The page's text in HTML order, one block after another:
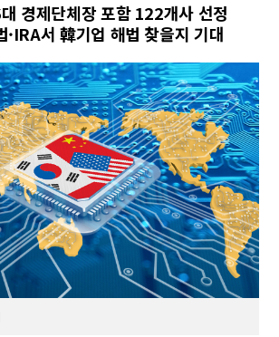
경제단체장 포함 122개사 선정
·IRA서 韓기업 해법 찾을지 기대